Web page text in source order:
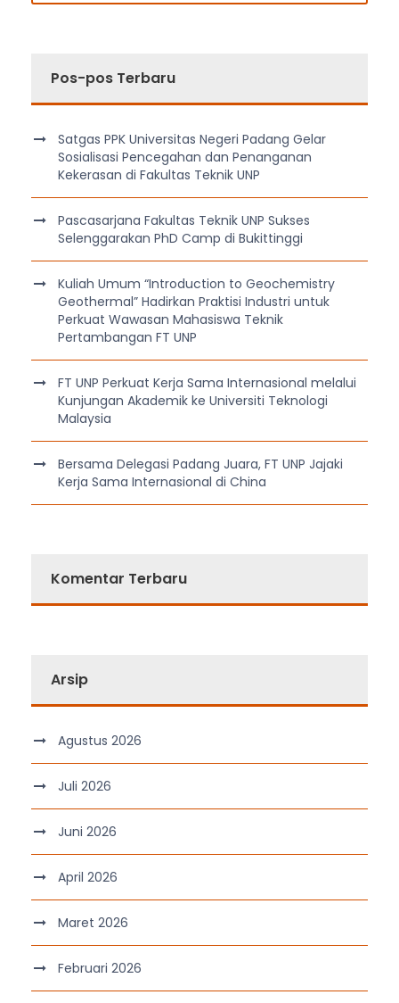
Pos-pos Terbaru
Satgas PPK Universitas Negeri Padang Gelar
Sosialisasi Pencegahan dan Penanganan
Kekerasan di Fakultas Teknik UNP
Pascasarjana Fakultas Teknik UNP Sukses
Selenggarakan PhD Camp di Bukittinggi
Kuliah Umum “Introduction to Geochemistry
Geothermal” Hadirkan Praktisi Industri untuk
Perkuat Wawasan Mahasiswa Teknik
Pertambangan FT UNP
FT UNP Perkuat Kerja Sama Internasional melalui
Kunjungan Akademik ke Universiti Teknologi
Malaysia
Bersama Delegasi Padang Juara, FT UNP Jajaki
Kerja Sama Internasional di China
Komentar Terbaru
Arsip
Agustus 2026
Juli 2026
Juni 2026
April 2026
Maret 2026
Februari 2026